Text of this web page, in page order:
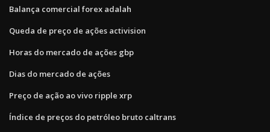
Balança comercial forex adalah
Queda de preço de ações activision
Horas do mercado de ações gbp
Dias do mercado de ações
Preço de ação ao vivo ripple xrp
Índice de preços do petróleo bruto caltrans